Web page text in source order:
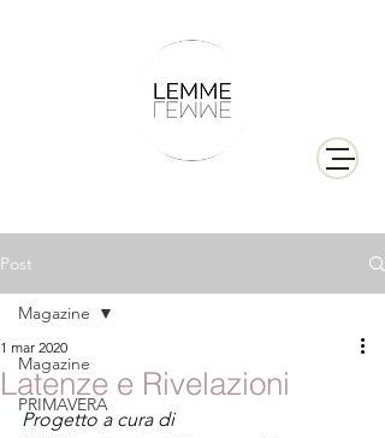
Post
Magazine
PRIMAVERA
Magazine
Latenze e Rivelazioni
1 mar 2020
Progetto a cura di